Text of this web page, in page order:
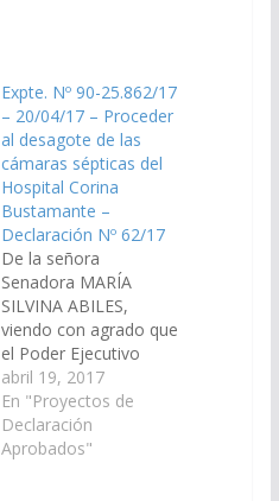
Expte. Nº 90-25.862/17
– 20/04/17 – Proceder
al desagote de las
cámaras sépticas del
Hospital Corina
Bustamante –
Declaración Nº 62/17
De la señora
Senadora MARÍA
SILVINA ABILES,
viendo con agrado que
el Poder Ejecutivo
Provincial a través del
Ministerio de Salud
Pública instrumente las
acciones necesarias
abril 19, 2017
En "Proyectos de
Declaración
Aprobados"